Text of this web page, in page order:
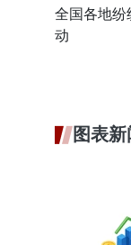
全国各地纷
动
图表新